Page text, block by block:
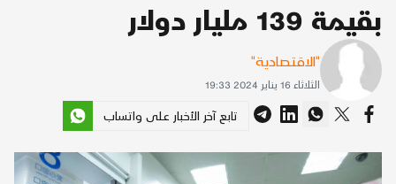
بقيمة 139 مليار دولار
"الاقتصادية"
الثلاثاء 16 يناير 2024 19:33
تابع آخر الأخبار على واتساب